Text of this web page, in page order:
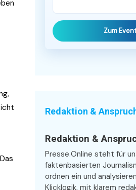
Zum
Redaktion &
Redaktion &
Presse.Online steht für
faktenbasierten
ordnen ein und
Klicklogik, mit klarem